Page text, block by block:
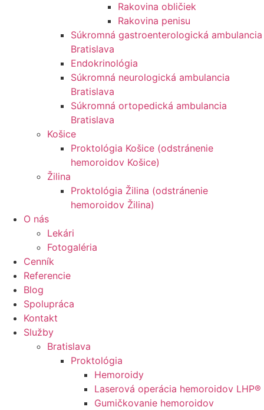
Rakovina obličiek
Rakovina penisu
Súkromná gastroenterologická ambulancia
Bratislava
Endokrinológia
Súkromná neurologická ambulancia
Bratislava
Súkromná ortopedická ambulancia
Bratislava
Košice
Proktológia Košice (odstránenie
hemoroidov Košice)
Žilina
Proktológia Žilina (odstránenie
hemoroidov Žilina)
O nás
Lekári
Fotogaléria
Cenník
Referencie
Blog
Spolupráca
Kontakt
Služby
Bratislava
Proktológia
Hemoroidy
Laserová operácia hemoroidov LHP®
Gumičkovanie hemoroidov